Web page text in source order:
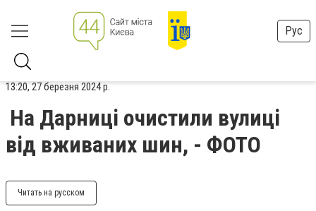
Рус
13:20, 27 березня 2024 р.
На Дарниці очистили вулиці
від вживаних шин, - ФОТО
Читать на русском